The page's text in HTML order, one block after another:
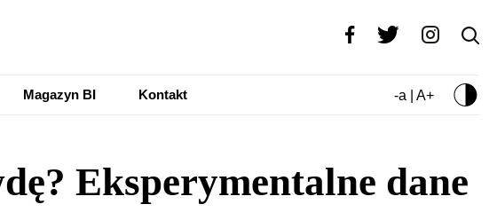
Magazyn BI Kontakt -a | A+
Eksperymentalne dane